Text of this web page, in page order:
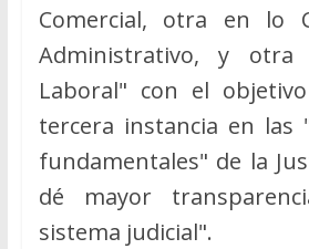
Comercial, otra en lo
Administrativo, y otra
Laboral" con el
tercera instancia en las
fundamentales" de la
dé mayor
sistema judicial".